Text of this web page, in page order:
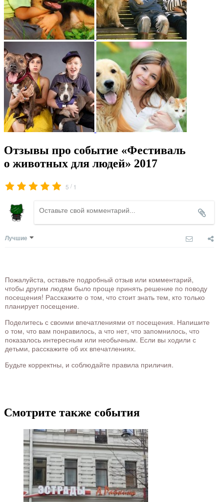
Отзывы про событие «Фестиваль
о животных для людей» 2017
5 / 1
Лучшие
Пожалуйста, оставьте подробный отзыв или комментарий,
чтобы другим людям было проще принять решение по поводу
посещения! Расскажите о том, что стоит знать тем, кто только
планирует посещение.
Поделитесь с своими впечатлениями от посещения. Напишите
о том, что вам понравилось, а что нет, что запомнилось, что
показалось интересным или необычным. Если вы ходили с
детьми, расскажите об их впечатлениях.
Будьте корректны, и соблюдайте правила приличия.
Смотрите также события